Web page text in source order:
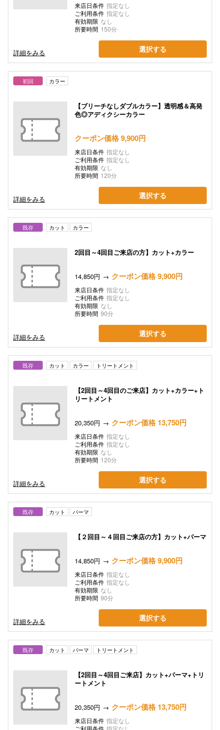
来店日条件 指定なし
ご利用条件 指定なし
有効期限 なし
所要時間 150分
詳細をみる 選択する
初回 カラー
【ブリーチなしダブルカラー】透明感＆高発
色◎アディクシーカラー
クーポン価格 9,900円
来店日条件 指定なし
ご利用条件 指定なし
有効期限 なし
所要時間 120分
詳細をみる 選択する
既存 カット カラー
2回目～4回目ご来店の方】カット+カラー
14,850円 クーポン価格 9,900円
来店日条件 指定なし
ご利用条件 指定なし
有効期限 なし
所要時間 90分
詳細をみる 選択する
既存 カット カラー トリートメント
【2回目～4回目のご来店】カット+カラー+ト
リートメント
20,350円 クーポン価格 13,750円
来店日条件 指定なし
ご利用条件 指定なし
有効期限 なし
所要時間 120分
詳細をみる 選択する
既存 カット パーマ
【２回目～４回目ご来店の方】カット+パーマ
14,850円 クーポン価格 9,900円
来店日条件 指定なし
ご利用条件 指定なし
有効期限 なし
所要時間 90分
詳細をみる 選択する
既存 カット パーマ トリートメント
【2回目～4回目ご来店】カット+パーマ+トリ
ートメント
20,350円 クーポン価格 13,750円
来店日条件 指定なし
ご利用条件 指定なし